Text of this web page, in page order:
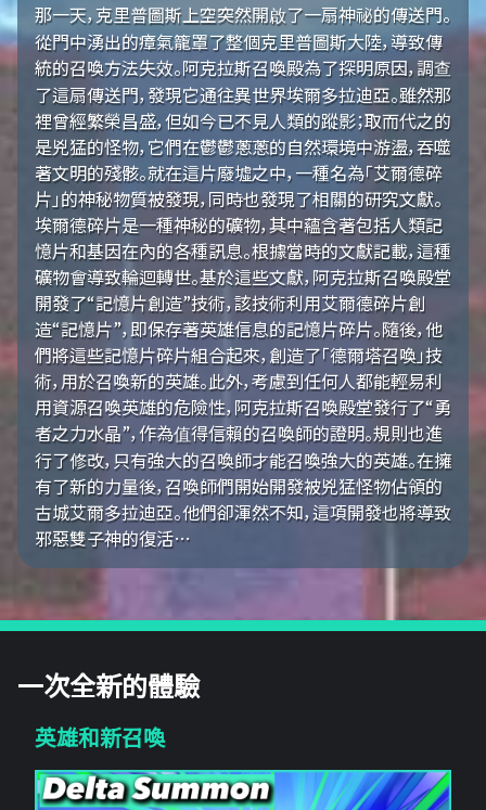
那一天，克里普圖斯上空突然開啟了一扇神祕的傳送門。
從門中湧出的瘴氣籠罩了整個克里普圖斯大陸，導致傳
統的召喚方法失效。阿克拉斯召喚殿為了探明原因，調查
了這扇傳送門，發現它通往異世界埃爾多拉迪亞。雖然那
裡曾經繁榮昌盛，但如今已不見人類的蹤影；取而代之的
是兇猛的怪物，它們在鬱鬱蔥蔥的自然環境中游盪，吞噬
著文明的殘骸。就在這片廢墟之中，一種名為「艾爾德碎
片」的神秘物質被發現，同時也發現了相關的研究文獻。
埃爾德碎片是一種神秘的礦物，其中蘊含著包括人類記
憶片和基因在內的各種訊息。根據當時的文獻記載，這種
礦物會導致輪迴轉世。基於這些文獻，阿克拉斯召喚殿堂
開發了“記憶片創造”技術，該技術利用艾爾德碎片創
造“記憶片”，即保存著英雄信息的記憶片碎片。隨後，他
們將這些記憶片碎片組合起來，創造了「德爾塔召喚」技
術，用於召喚新的英雄。此外，考慮到任何人都能輕易利
用資源召喚英雄的危險性，阿克拉斯召喚殿堂發行了“勇
者之力水晶”，作為值得信賴的召喚師的證明。規則也進
行了修改，只有強大的召喚師才能召喚強大的英雄。在擁
有了新的力量後，召喚師們開始開發被兇猛怪物佔領的
古城艾爾多拉迪亞。他們卻渾然不知，這項開發也將導致
邪惡雙子神的復活…
一次全新的體驗
英雄和新召喚